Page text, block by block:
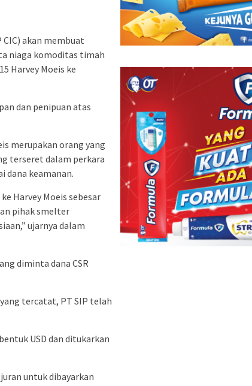
akan membuat
niaga komoditas timah
Harvey Moeis ke
dan penipuan atas
merupakan orang yang
terseret dalam perkara
dana keamanan.
Harvey Moeis sebesar
pihak smelter
ujarnya dalam
diminta dana CSR
tercatat, PT SIP telah
USD dan ditukarkan
untuk dibayarkan